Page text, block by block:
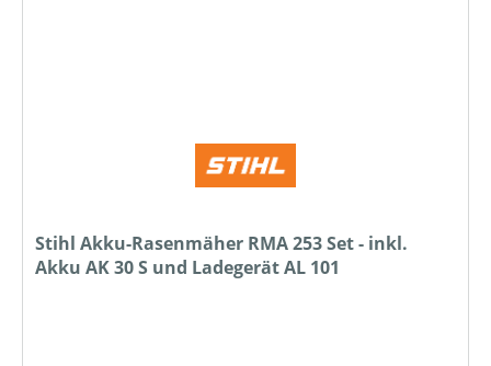
Stihl Akku-Rasenmäher RMA 253 Set - inkl.
Akku AK 30 S und Ladegerät AL 101